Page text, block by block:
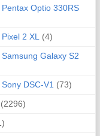
Optio 330RS
2 XL
(4)
Galaxy S2
DSC-V1 (73)
(2296)